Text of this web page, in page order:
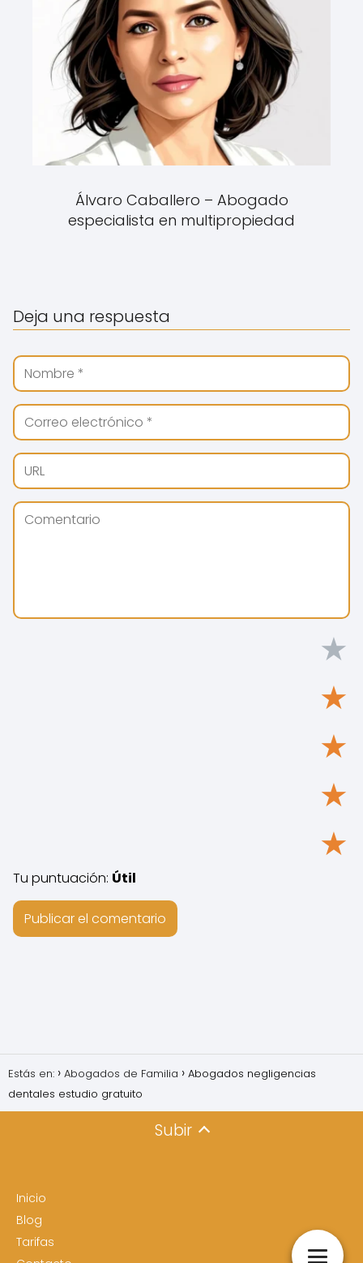
Álvaro Caballero – Abogado
especialista en multipropiedad
Deja una respuesta
★
★
★
★
★
Tu puntuación: Útil
Estás en: Abogados de Familia
Abogados negligencias
dentales estudio gratuito
Subir
Inicio
Blog
Tarifas